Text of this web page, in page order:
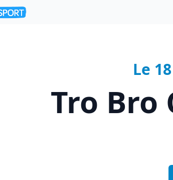
Le
Tro Bro